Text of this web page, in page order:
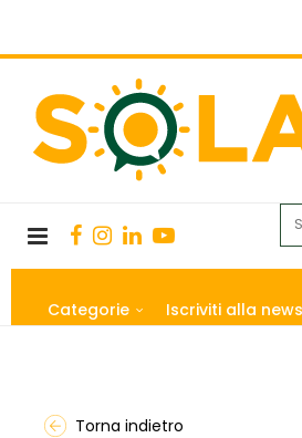
Categorie Iscriviti alla
Torna indietro